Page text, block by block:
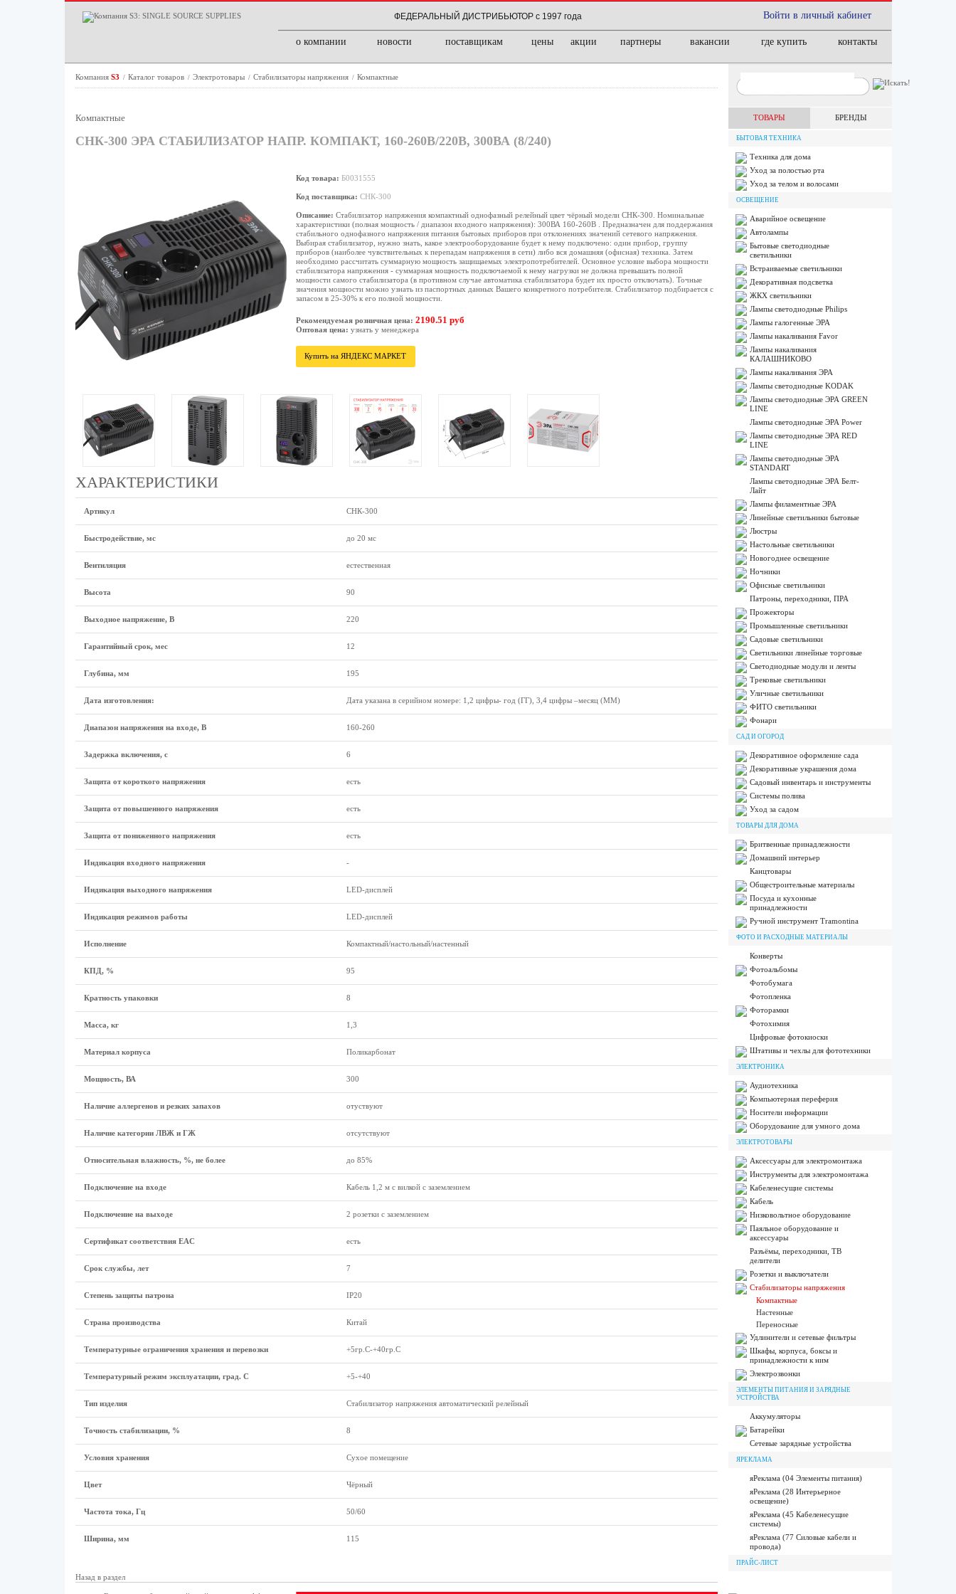
Войти в личный кабинет
ФЕДЕРАЛЬНЫЙ ДИСТРИБЬЮТОР с 1997 года
о компании новости поставщикам цены акции партнеры вакансии где купить контакты
Компания S3 / Каталог товаров / Электротовары / Стабилизаторы напряжения / Компактные
Компактные
СНК-300 ЭРА СТАБИЛИЗАТОР НАПР. КОМПАКТ, 160-260В/220В, 300ВА (8/240)
Код товара: Б0031555
Код поставщика: СНК-300
Описание: Стабилизатор напряжения компактный однофазный релейный цвет чёрный модели СНК-300. Номинальные
характеристики (полная мощность / диапазон входного напряжения): 300ВА 160-260В . Предназначен для поддержания
стабильного однофазного напряжения питания бытовых приборов при отклонениях значений сетевого напряжения.
Выбирая стабилизатор, нужно знать, какое электрооборудование будет к нему подключено: один прибор, группу
приборов (наиболее чувствительных к перепадам напряжения в сети) либо вся домашняя (офисная) техника. Затем
необходимо рассчитать суммарную мощность защищаемых электропотребителей. Основное условие выбора мощности
стабилизатора напряжения - суммарная мощность подключаемой к нему нагрузки не должна превышать полной
мощности самого стабилизатора (в противном случае автоматика стабилизатора будет их просто отключать). Точные
значения мощности можно узнать из паспортных данных Вашего конкретного потребителя. Стабилизатор подбирается с
запасом в 25-30% к его полной мощности.
Рекомендуемая розничная цена: 2190.51 руб
Оптовая цена: узнать у менеджера
Купить на ЯНДЕКС МАРКЕТ
ХАРАКТЕРИСТИКИ
Артикул СНК-300
Быстродействие, мс до 20 мс
Вентиляция естественная
Высота 90
Выходное напряжение, В 220
Гарантийный срок, мес 12
Глубина, мм 195
Дата изготовления: Дата указана в серийном номере: 1,2 цифры- год (ГГ), 3,4 цифры –месяц (ММ)
Диапазон напряжения на входе, В 160-260
Задержка включения, с 6
Защита от короткого напряжения есть
Защита от повышенного напряжения есть
Защита от пониженного напряжения есть
Индикация входного напряжения -
Индикация выходного напряжения LED-дисплей
Индикация режимов работы LED-дисплей
Исполнение Компактный/настольный/настенный
КПД, % 95
Кратность упаковки 8
Масса, кг 1,3
Материал корпуса Поликарбонат
Мощность, ВА 300
Наличие аллергенов и резких запахов отуствуют
Наличие категории ЛВЖ и ГЖ отсутствуют
Относительная влажность, %, не более до 85%
Подключение на входе Кабель 1,2 м с вилкой с заземлением
Подключение на выходе 2 розетки с заземлением
Сертификат соответствия EAC есть
Срок службы, лет 7
Степень защиты патрона IP20
Страна производства Китай
Температурные ограничения хранения и перевозки +5гр.С-+40гр.С
Температурный режим эксплуатации, град. С +5-+40
Тип изделия Стабилизатор напряжения автоматический релейный
Точность стабилизации, % 8
Условия хранения Сухое помещение
Цвет Чёрный
Частота тока, Гц 50/60
Ширина, мм 115
Назад в раздел
ТОВАРЫ БРЕНДЫ
БЫТОВАЯ ТЕХНИКА
Техника для дома
Уход за полостью рта
Уход за телом и волосами
ОСВЕЩЕНИЕ
Аварийное освещение
Автолампы
Бытовые светодиодные
светильники
Встраиваемые светильники
Декоративная подсветка
ЖКХ светильники
Лампы cветодиодные Philips
Лампы галогенные ЭРА
Лампы накаливания Favor
Лампы накаливания
КАЛАШНИКОВО
Лампы накаливания ЭРА
Лампы светодиодные KODAK
Лампы светодиодные ЭРА GREEN
LINE
Лампы светодиодные ЭРА Power
Лампы светодиодные ЭРА RED
LINE
Лампы светодиодные ЭРА
STANDART
Лампы светодиодные ЭРА Белт-
Лайт
Лампы филаментные ЭРА
Линейные светильники бытовые
Люстры
Настольные светильники
Новогоднее освещение
Ночники
Офисные светильники
Патроны, переходники, ПРА
Прожекторы
Промышленные светильники
Садовые светильники
Светильники линейные торговые
Светодиодные модули и ленты
Трековые светильники
Уличные светильники
ФИТО светильники
Фонари
САД И ОГОРОД
Декоративное оформление сада
Декоративные украшения дома
Садовый инвентарь и инструменты
Системы полива
Уход за садом
ТОВАРЫ ДЛЯ ДОМА
Бритвенные принадлежности
Домашний интерьер
Канцтовары
Общестроительные материалы
Посуда и кухонные
принадлежности
Ручной инструмент Tramontina
ФОТО И РАСХОДНЫЕ МАТЕРИАЛЫ
Конверты
Фотоальбомы
Фотобумага
Фотопленка
Фоторамки
Фотохимия
Цифровые фотокиоски
Штативы и чехлы для фототехники
ЭЛЕКТРОНИКА
Аудиотехника
Компьютерная переферия
Носители информации
Оборудование для умного дома
ЭЛЕКТРОТОВАРЫ
Аксессуары для электромонтажа
Инструменты для электромонтажа
Кабеленесущие системы
Кабель
Низковольтное оборудование
Паяльное оборудование и
аксессуары
Разъёмы, переходники, ТВ
делители
Розетки и выключатели
Стабилизаторы напряжения
Компактные
Настенные
Переносные
Удлинители и сетевые фильтры
Шкафы, корпуса, боксы и
принадлежности к ним
Электрозвонки
ЭЛЕМЕНТЫ ПИТАНИЯ И ЗАРЯДНЫЕ
УСТРОЙСТВА
Аккумуляторы
Батарейки
Сетевые зарядные устройства
ЯРЕКЛАМА
яРеклама (04 Элементы питания)
яРеклама (28 Интерьерное
освещение)
яРеклама (45 Кабеленесущие
системы)
яРеклама (77 Силовые кабели и
провода)
ПРАЙС-ЛИСТ